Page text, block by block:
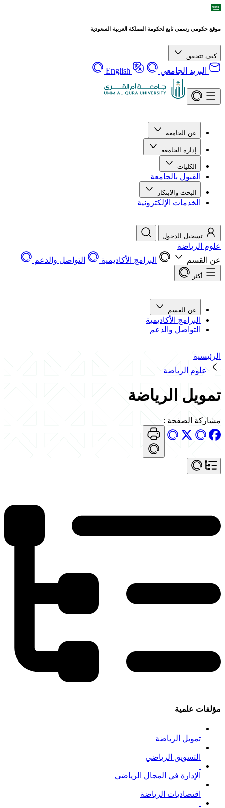
موقع حكومي رسمي تابع لحكومة المملكة العربية السعودية
كيف تتحقق
البريد الجامعي English
عن الجامعة
إدارة الجامعة
الكليات
القبول بالجامعة
البحث والابتكار
الخدمات الإلكترونية
تسجيل الدخول
علوم الرياضة
عن القسم
البرامج الأكاديمية التواصل والدعم
أكثر
عن القسم
البرامج الأكاديمية
التواصل والدعم
الرئيسية
علوم الرياضة
تمويل الرياضة
مشاركة الصفحة :
مؤلفات علمية
تمويل الرياضة
التسويق الرياضي
الإدارة في المجال الرياضي
اقتصاديات الرياضة